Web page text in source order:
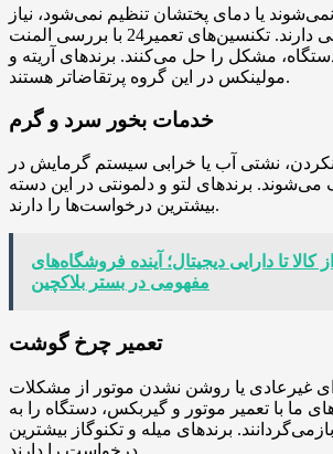
یا دمای پختشان تنظیم نمی‌شود، نیاز
به بررسی تخصصی دارند. تکنسین‌های تعمیر24 با بررسی المنت
مشکل را حل می‌کنند. برندهای آریته و
مولینکس در این گروه پرتقاضاتر هستند.
خدمات بخور سرد و گرم
نکردن، نشتی آب یا خرابی سیستم گرمایش در
برطرف می‌شوند. برندهای لتو و دلمونتی در این دسته
بیشترین درخواست‌ها را دارند.
از کالا تا دارایی دیجیتال؛ آینده فروشگاه‌های
مفهومی در بستر بلاکچین
تعمیر چرخ گوشت
غیرعادی یا روشن نشدن موتور از مشکلات
ما با تعمیر موتور و گیربکس، دستگاه را به
برندهای میله و تکنوگاز بیشترین